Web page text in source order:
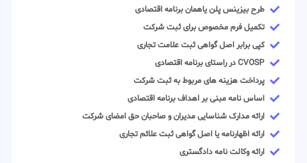
طرح بیزینس پلن یاهمان برنامه اقتصادی
تکمیل فرم مخصوص برای ثبت شرکت
کپی برابر اصل گواهی ثبت علامت تجاری
CVOSP در راستای برنامه اقتصادی
پرداخت هزینه های مربوط به ثبت شرکت
اساس نامه مبنی بر اهداف برنامه اقتصادی
ارائه مدارک شناسایی مدیران و صاحبان حق امضای شرکت
ارائه اظهارنامه یا اصل گواهی ثبت علائم تجاری
ارائه وکالت نامه دادگستری